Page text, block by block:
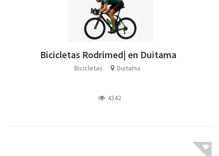
Bicicletas Rodrimed| en Duitama
Bicicletas Duitama
4342